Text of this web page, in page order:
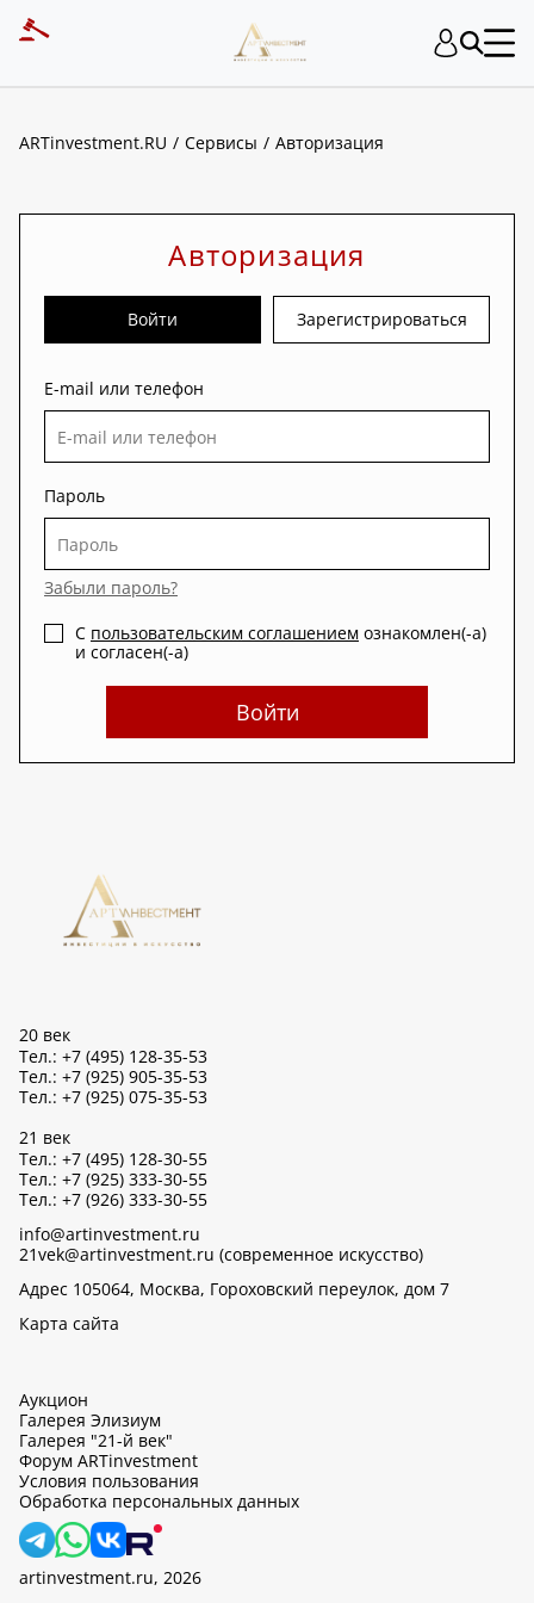
ARTinvestment.RU Сервисы Авторизация
Авторизация
Войти Зарегистрироваться
E-mail или телефон
Пароль
Забыли пароль?
С пользовательским соглашением ознакомлен(-а)
и согласен(-а)
Войти
20 век
Тел.: +7 (495) 128-35-53
Тел.: +7 (925) 905-35-53
Тел.: +7 (925) 075-35-53
21 век
Тел.: +7 (495) 128-30-55
Тел.: +7 (925) 333-30-55
Тел.: +7 (926) 333-30-55
info@artinvestment.ru
21vek@artinvestment.ru (современное искусство)
Адрес 105064, Москва, Гороховский переулок, дом 7
Карта сайта
Аукцион
Галерея Элизиум
Галерея "21-й век"
Форум ARTinvestment
Условия пользования
Обработка персональных данных
artinvestment.ru, 2026